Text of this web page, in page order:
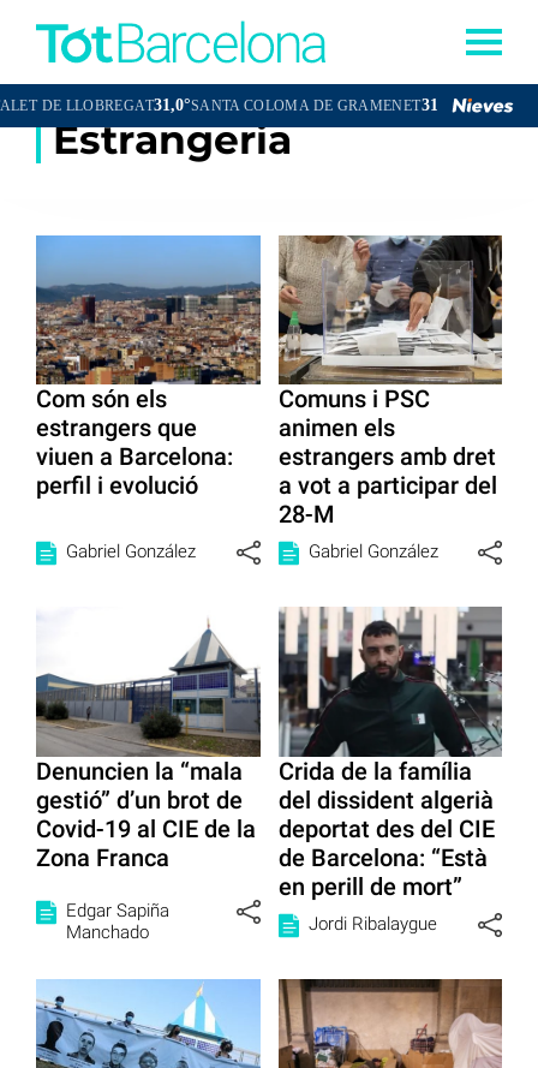
LLOBREGAT31,0°SANTA COLOMA DE GRAMENET31,1°CORNELLÀ DE
Estrangeria
Com són els
estrangers que
viuen a Barcelona:
perfil i evolució
Gabriel González
Comuns i PSC
animen els
estrangers amb dret
a vot a participar del
28-M
Gabriel González
Denuncien la “mala
gestió” d’un brot de
Covid-19 al CIE de la
Zona Franca
Edgar Sapiña
Manchado
Crida de la família
del dissident algerià
deportat des del CIE
de Barcelona: “Està
en perill de mort”
Jordi Ribalaygue